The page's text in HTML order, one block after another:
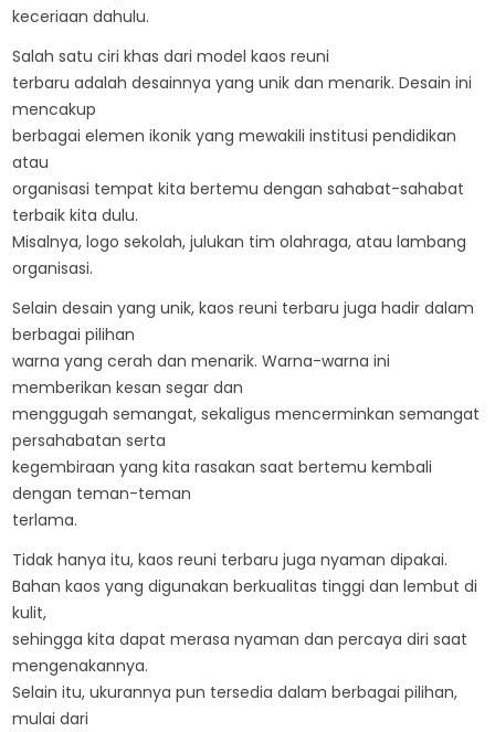
keceriaan dahulu.
Salah satu ciri khas dari model kaos reuni
terbaru adalah desainnya yang unik dan menarik. Desain ini
mencakup
berbagai elemen ikonik yang mewakili institusi pendidikan
atau
organisasi tempat kita bertemu dengan sahabat-sahabat
terbaik kita dulu.
Misalnya, logo sekolah, julukan tim olahraga, atau lambang
organisasi.
Selain desain yang unik, kaos reuni terbaru juga hadir dalam
berbagai pilihan
warna yang cerah dan menarik. Warna-warna ini
memberikan kesan segar dan
menggugah semangat, sekaligus mencerminkan semangat
persahabatan serta
kegembiraan yang kita rasakan saat bertemu kembali
dengan teman-teman
terlama.
Tidak hanya itu, kaos reuni terbaru juga nyaman dipakai.
Bahan kaos yang digunakan berkualitas tinggi dan lembut di
kulit,
sehingga kita dapat merasa nyaman dan percaya diri saat
mengenakannya.
Selain itu, ukurannya pun tersedia dalam berbagai pilihan,
mulai dari